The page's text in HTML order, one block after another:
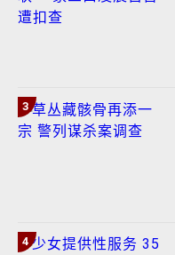
3
4